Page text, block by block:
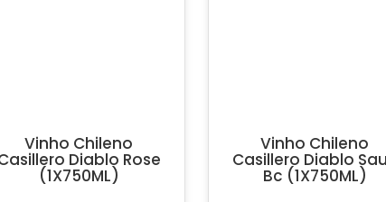
Vinho Chileno
Diablo Rose
(1X750ML)
Vinho Chileno
Casillero Diablo
Bc (1X750ML)